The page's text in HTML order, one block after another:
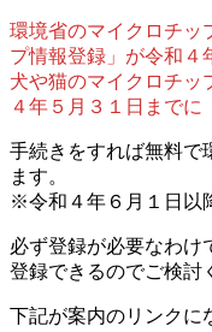
環境省のマイクロチッ
プ情報登録」が令和４
犬や猫のマイクロチッ
４年５月３１日までに
手続きをすれば無料で
ます。
※令和４年６月１日以
必ず登録が必要なわけ
登録できるのでご検討
下記が案内のリンクに